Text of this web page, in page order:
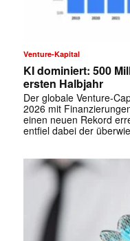
Venture-Kapital
KI dominiert: 500
ersten Halbjahr
Der globale Venture-
2026 mit
einen neuen Rekord
entfiel dabei der